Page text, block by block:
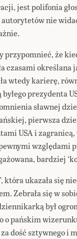
jest polifonia
nie
że
czasami określana
wtedy karierę,
prezydenta
sławnej
pierwsza
USA i
względami
bardziej
która ukazała się
Zebrała się w
był
o pańskim
dość sztywnego i